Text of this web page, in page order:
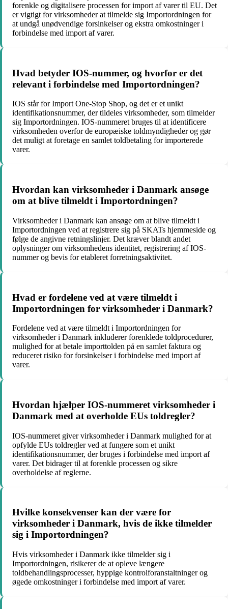
forenkle og digitalisere processen for import af varer til EU. Det
er vigtigt for virksomheder at tilmelde sig Importordningen for
at undgå unødvendige forsinkelser og ekstra omkostninger i
forbindelse med import af varer.
Hvad betyder IOS-nummer, og hvorfor er det
relevant i forbindelse med Importordningen?
IOS står for Import One-Stop Shop, og det er et unikt
identifikationsnummer, der tildeles virksomheder, som tilmelder
sig Importordningen. IOS-nummeret bruges til at identificere
virksomheden overfor de europæiske toldmyndigheder og gør
det muligt at foretage en samlet toldbetaling for importerede
varer.
Hvordan kan virksomheder i Danmark ansøge
om at blive tilmeldt i Importordningen?
Virksomheder i Danmark kan ansøge om at blive tilmeldt i
Importordningen ved at registrere sig på SKATs hjemmeside og
følge de angivne retningslinjer. Det kræver blandt andet
oplysninger om virksomhedens identitet, registrering af IOS-
nummer og bevis for etableret forretningsaktivitet.
Hvad er fordelene ved at være tilmeldt i
Importordningen for virksomheder i Danmark?
Fordelene ved at være tilmeldt i Importordningen for
virksomheder i Danmark inkluderer forenklede toldprocedurer,
mulighed for at betale importtolden på en samlet faktura og
reduceret risiko for forsinkelser i forbindelse med import af
varer.
Hvordan hjælper IOS-nummeret virksomheder i
Danmark med at overholde EUs toldregler?
IOS-nummeret giver virksomheder i Danmark mulighed for at
opfylde EUs toldregler ved at fungere som et unikt
identifikationsnummer, der bruges i forbindelse med import af
varer. Det bidrager til at forenkle processen og sikre
overholdelse af reglerne.
Hvilke konsekvenser kan der være for
virksomheder i Danmark, hvis de ikke tilmelder
sig i Importordningen?
Hvis virksomheder i Danmark ikke tilmelder sig i
Importordningen, risikerer de at opleve længere
toldbehandlingsprocesser, hyppige kontrolforanstaltninger og
øgede omkostninger i forbindelse med import af varer.